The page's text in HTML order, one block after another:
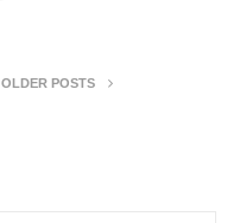
OLDER POSTS